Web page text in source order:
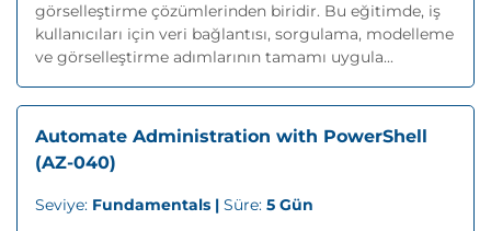
görselleştirme çözümlerinden biridir. Bu eğitimde, iş
kullanıcıları için veri bağlantısı, sorgulama, modelleme
ve görselleştirme adımlarının tamamı uygula...
Automate Administration with PowerShell
(AZ-040)
Seviye: Fundamentals | Süre: 5 Gün